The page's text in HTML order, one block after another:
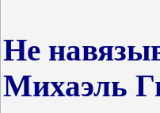
Не
Михаэль